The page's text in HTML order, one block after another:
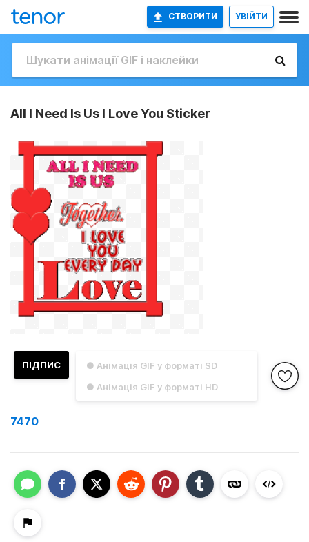
СТВОРИТИ УВІЙТИ
All I Need Is Us I Love You Sticker
● Анімація GIF у форматі SD
● Анімація GIF у форматі HD
ПІДПИС
7470